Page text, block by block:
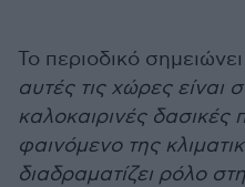
Το περιοδικό σημειώνει
αυτές τις χώρες είναι
καλοκαιρινές δασικές
φαινόμενο της
διαδραματίζει ρόλο